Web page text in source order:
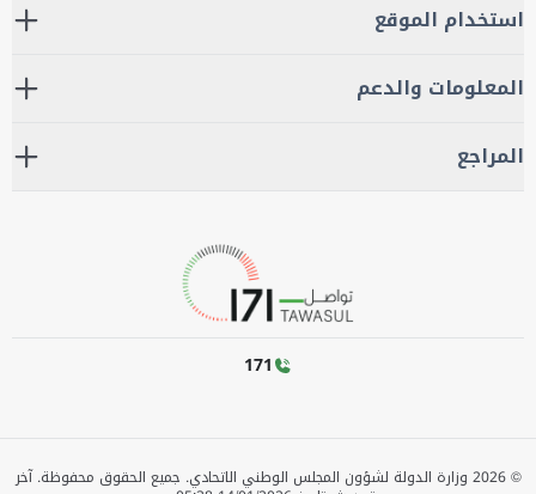
استخدام الموقع
المعلومات والدعم
المراجع
171
©
2026 وزارة الدولة لشؤون المجلس الوطني الاتحادي. جميع الحقوق محفوظة.آخر